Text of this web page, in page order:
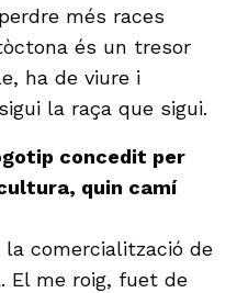
més races
és un tresor
ha de viure i
la raça que sigui.
concedit per
quin camí
comercialització de
El me roig, fuet de